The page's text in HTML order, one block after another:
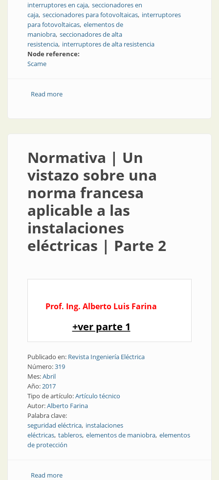
interruptores en caja seccionadores en
caja seccionadores para fotovoltaicas interruptores
para fotovoltaicas elementos de
maniobra seccionadores de alta
resistencia interruptores de alta resistencia
Node reference:
Scame
Read moreabout Interruptores y seccionadores en caja para
Normativa | Un
vistazo sobre una
norma francesa
aplicable a las
instalaciones
eléctricas | Parte 2
Prof. Ing. Alberto Luis Farina
+ver parte 1
Publicado en: Revista Ingeniería Eléctrica
Número:319
Mes:Abril
Año:2017
Tipo de artículo:Artículo técnico
Autor:Alberto Farina
Palabra clave:
seguridad eléctrica instalaciones
eléctricas tableros elementos de maniobra elementos
de protección
Read moreabout Normativa | Un vistazo sobre una norma